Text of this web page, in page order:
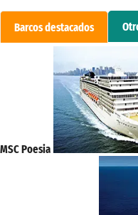
Barcos destacados
MSC Poesia